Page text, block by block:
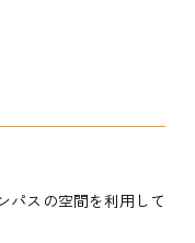
パスの空間を利用して